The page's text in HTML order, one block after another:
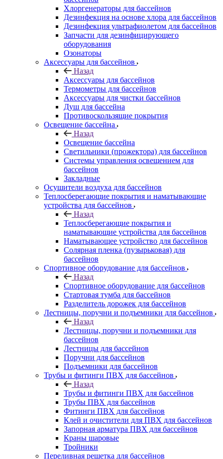
Хлоргенераторы для бассейнов
Дезинфекция на основе хлора для бассейнов
Дезинфекция ультрафиолетом для бассейнов
Запчасти для дезинфицирующего
оборудования
Озонаторы
Аксессуары для бассейнов
Назад
Аксессуары для бассейнов
Термометры для бассейнов
Аксессуары для чистки бассейнов
Душ для бассейна
Противоскользящие покрытия
Освещение бассейна
Назад
Освещение бассейна
Светильники (прожектора) для бассейнов
Системы управления освещением для
бассейнов
Закладные
Осушители воздуха для бассейнов
Теплосберегающие покрытия и наматывающие
устройства для бассейнов
Назад
Теплосберегающие покрытия и
наматывающие устройства для бассейнов
Наматывающее устройство для бассейнов
Солярная пленка (пузырьковая) для
бассейнов
Спортивное оборудование для бассейнов
Назад
Спортивное оборудование для бассейнов
Стартовая тумба для бассейнов
Разделитель дорожек для бассейнов
Лестницы, поручни и подъемники для бассейнов
Назад
Лестницы, поручни и подъемники для
бассейнов
Лестницы для бассейнов
Поручни для бассейнов
Подъемники для бассейнов
Трубы и фитинги ПВХ для бассейнов
Назад
Трубы и фитинги ПВХ для бассейнов
Трубы ПВХ для бассейнов
Фитинги ПВХ для бассейнов
Клей и очистители для ПВХ для бассейнов
Запорная арматура ПВХ для бассейнов
Краны шаровые
Тройники
Переливная решетка для бассейнов